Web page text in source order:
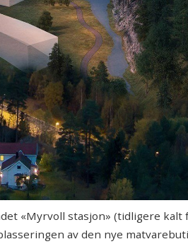
«Myrvoll stasjon» (tidligere
av den nye